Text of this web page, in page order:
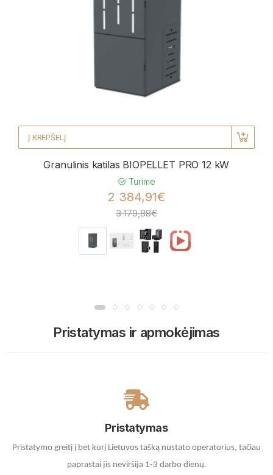
Į KREPŠELĮ
Granulinis katilas BIOPELLET PRO 12 kW
Turime
2 384,91€
3 179,88€
Pristatymas ir apmokėjimas
Pristatymas
Pristatymo greitį į bet kurį Lietuvos tašką nustato operatorius, tačiau
paprastai jis neviršija 1-3 darbo dienų.